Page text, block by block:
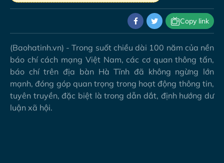
Copy link
(Baohatinh.vn) - Trong suốt chiều dài 100 năm của nền
báo chí cách mạng Việt Nam, các cơ quan thông tấn,
báo chí trên địa bàn Hà Tĩnh đã không ngừng lớn
mạnh, đóng góp quan trọng trong hoạt động thông tin,
tuyên truyền, đặc biệt là trong dẫn dắt, định hướng dư
luận xã hội.